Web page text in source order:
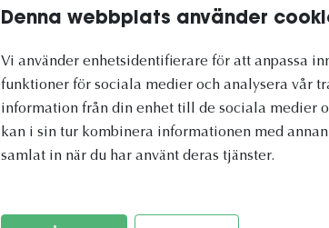
Denna webbplats använder
Vi använder enhetsidentifierare för att anpassa
funktioner för sociala medier och analysera vår
information från din enhet till de sociala medier
kan i sin tur kombinera informationen med
samlat in när du har använt deras tjänster.
This site is protected by reCAPTCHA and